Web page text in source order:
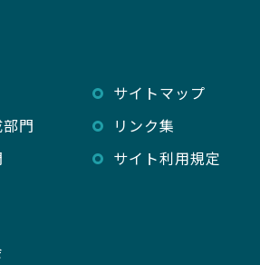
サイトマップ
門
リンク集
サイト利用規定